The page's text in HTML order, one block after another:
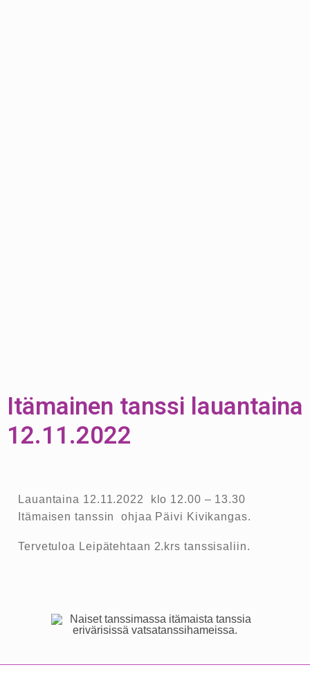
Itämainen tanssi lauantaina
12.11.2022
Lauantaina 12.11.2022 klo 12.00 – 13.30
Itämaisen tanssin ohjaa Päivi Kivikangas.
Tervetuloa Leipätehtaan 2.krs tanssisaliin.